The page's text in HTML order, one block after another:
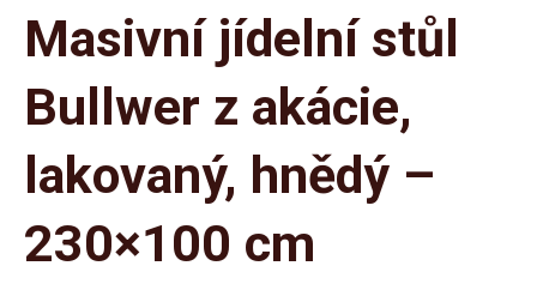
Masivní jídelní stůl
Bullwer z akácie,
lakovaný, hnědý –
230×100 cm